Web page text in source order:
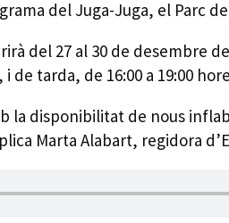
del Juga-Juga, el Parc
del 27 al 30 de desembre
de tarda, de 16:00 a 19:00
la disponibilitat de nous
Marta Alabart, regidora